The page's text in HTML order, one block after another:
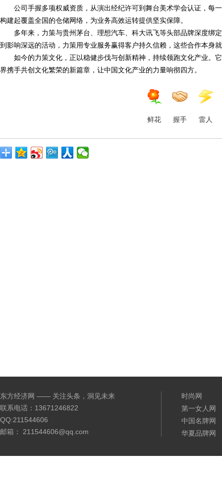
公司手握多项权威资质，从演出经纪许可到舞台美术学会认证，每
构建起覆盖全国的仓储网络，为业务高效运转提供坚实保障。
多年来，力策与贵州茅台、理想汽车、科大讯飞等头部品牌深度绑
到影响深远的活动，力策用专业服务赢得客户持久信赖，这些合作本身
如今的力策文化，正以稳健步伐与创新精神，持续领跑文化产业。
界携手共创文化繁荣的新篇章，让中国文化产业的力量响彻四方。
鲜花 握手 雷人
东方经济网 —— 关注头条，洞见未来
联系电话：13671246822
QQ:211544606
邮箱： 211544606@qq.com
时尚网
第一女人网
中国名牌网
华夏品牌网